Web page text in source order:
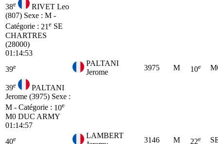
38e
RIVET Leo
(807) Sexe : M -
Catégorie : 21 e SE
CHARTRES
(28000)
01:14:53
39e
PALTANI
Jerome
3975 M 10e
39e
PALTANI
Jerome (3975) Sexe :
M - Catégorie : 10e
M0 DUC ARMY
01:14:57
40e
LAMBERT
3146 M 22e